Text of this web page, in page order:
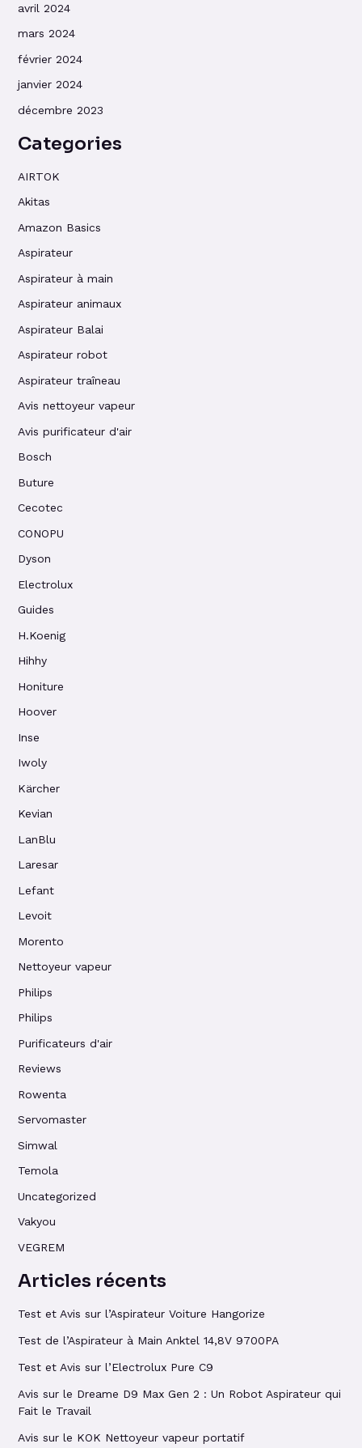
avril 2024
mars 2024
février 2024
janvier 2024
décembre 2023
Categories
AIRTOK
Akitas
Amazon Basics
Aspirateur
Aspirateur à main
Aspirateur animaux
Aspirateur Balai
Aspirateur robot
Aspirateur traîneau
Avis nettoyeur vapeur
Avis purificateur d'air
Bosch
Buture
Cecotec
CONOPU
Dyson
Electrolux
Guides
H.Koenig
Hihhy
Honiture
Hoover
Inse
Iwoly
Kärcher
Kevian
LanBlu
Laresar
Lefant
Levoit
Morento
Nettoyeur vapeur
Philips
Philips
Purificateurs d'air
Reviews
Rowenta
Servomaster
Simwal
Temola
Uncategorized
Vakyou
VEGREM
Articles récents
Test et Avis sur l’Aspirateur Voiture Hangorize
Test de l’Aspirateur à Main Anktel 14,8V 9700PA
Test et Avis sur l’Electrolux Pure C9
Avis sur le Dreame D9 Max Gen 2 : Un Robot Aspirateur qui
Fait le Travail
Avis sur le KOK Nettoyeur vapeur portatif